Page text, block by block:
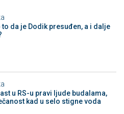
to da je Dodik presuđen, a i dalje
u RS-u pravi ljude budalama,
kad u selo stigne voda